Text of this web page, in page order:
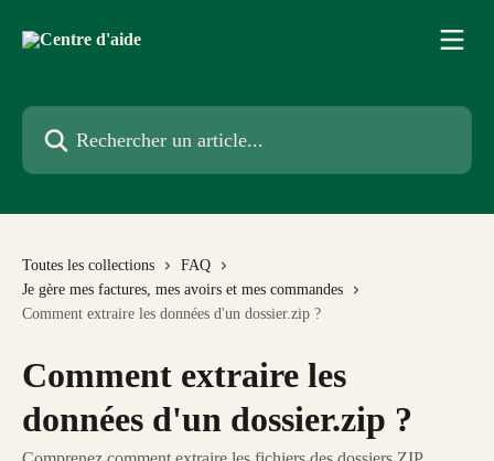
Rechercher un article...
Toutes les collections
FAQ
Je gère mes factures, mes avoirs et mes commandes
Comment extraire les données d'un dossier.zip ?
Comment extraire les
données d'un dossier.zip ?